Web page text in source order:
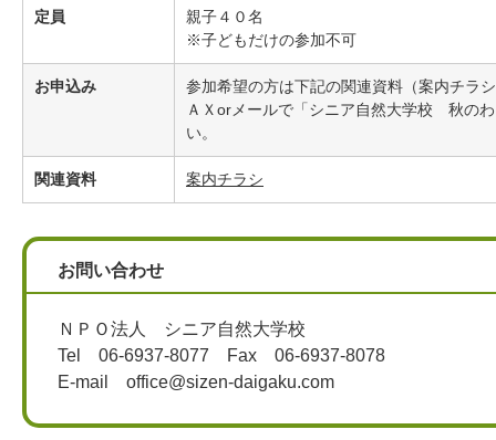
定員
親子４０名
※子どもだけの参加不可
お申込み
参加希望の方は下記の関連資料（案内チラ
ＡＸorメールで「シニア自然大学校 秋の
い。
関連資料 案内チラシ
お問い合わせ
ＮＰＯ法人 シニア自然大学校
Tel 06-6937-8077 Fax 06-6937-8078
E-mail office@sizen-daigaku.com